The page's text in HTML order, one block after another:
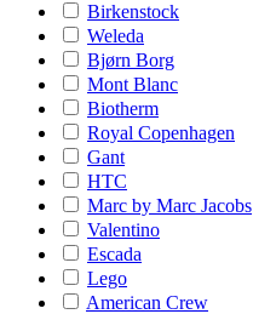
Birkenstock
Weleda
Bjørn Borg
Mont Blanc
Biotherm
Royal Copenhagen
Gant
HTC
Marc by Marc Jacobs
Valentino
Escada
Lego
American Crew